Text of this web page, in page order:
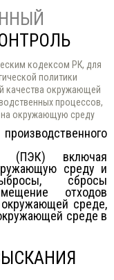
кодексом РК, для
политики
качества окружающей
процессов,
окружающую среду
(ПЭК) включая
среду и
сбросы
отходов
среде,
среде в